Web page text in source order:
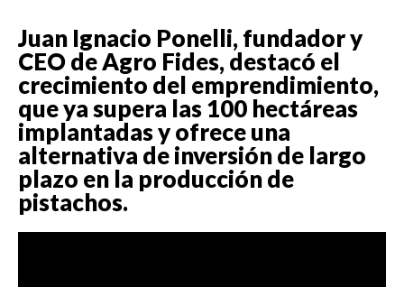
Juan Ignacio Ponelli, fundador y
CEO de Agro Fides, destacó el
crecimiento del emprendimiento,
que ya supera las 100 hectáreas
implantadas y ofrece una
alternativa de inversión de largo
plazo en la producción de
pistachos.